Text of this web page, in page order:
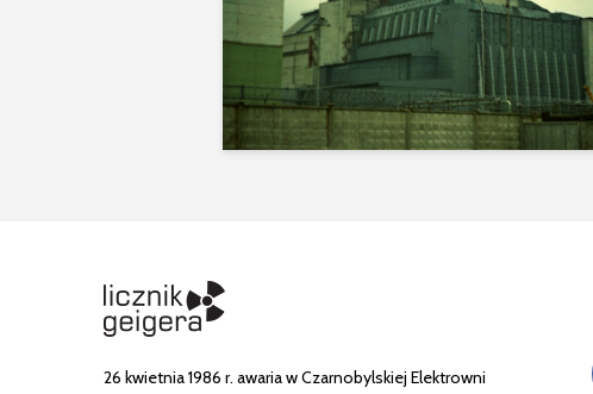
26 kwietnia 1986 r. awaria w Czarnobylskiej Elektrowni